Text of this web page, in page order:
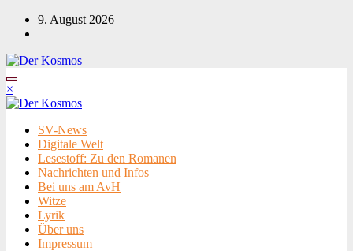
Zum
Inhalt
9. August 2026
×
SV-News
Digitale Welt
Lesestoff: Zu den Romanen
Nachrichten und Infos
Bei uns am AvH
Witze
Lyrik
Über uns
Impressum